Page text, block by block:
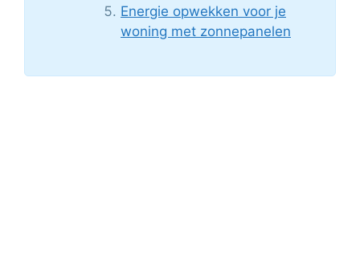
Energie opwekken voor je
woning met zonnepanelen